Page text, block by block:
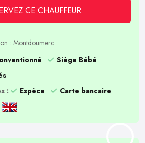
CE CHAUFFEUR
: Montdoumerc
Siège Bébé
:
Espèce
Carte bancaire